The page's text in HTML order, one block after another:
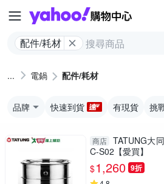
配件/耗材
電鍋 配件/耗材
品牌 快速到貨 有現貨 挑
商店 TATUNG大
C-S02【愛買】
$1,260 9折